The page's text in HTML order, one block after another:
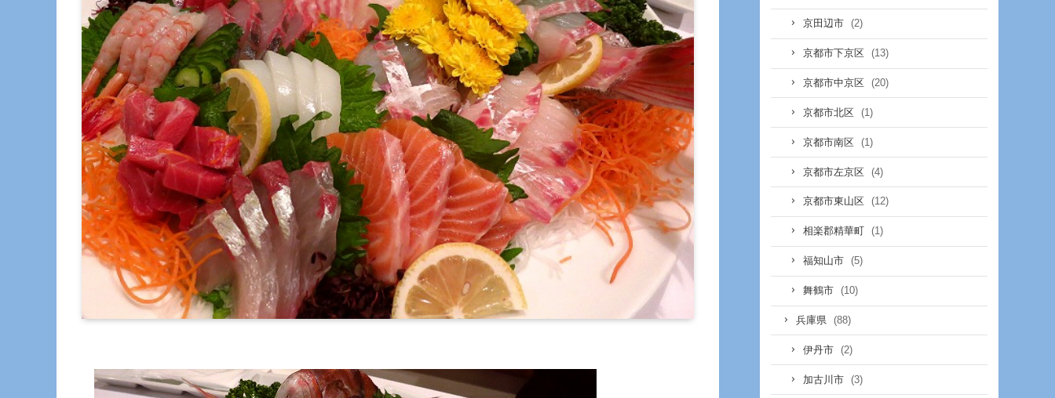
京田辺市 (2)
京都市下京区 (13)
京都市中京区 (20)
京都市北区 (1)
京都市南区 (1)
京都市左京区 (4)
京都市東山区 (12)
相楽郡精華町 (1)
福知山市 (5)
舞鶴市 (10)
兵庫県 (88)
伊丹市 (2)
加古川市 (3)